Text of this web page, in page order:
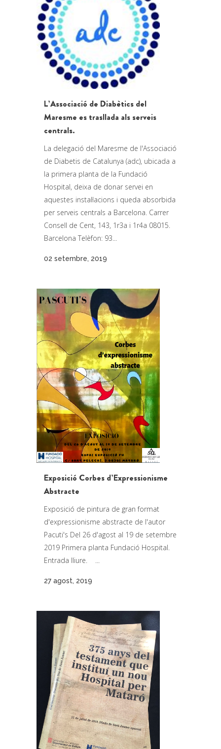
L’Associació de Diabètics del
Maresme es trasllada als serveis
centrals.
La delegació del Maresme de l'Associació
de Diabetis de Catalunya (adc), ubicada a
la primera planta de la Fundació
Hospital, deixa de donar servei en
aquestes instal·lacions i queda absorbida
per serveis centrals a Barcelona. Carrer
Consell de Cent, 143, 1r3a i 1r4a 08015.
Barcelona Telèfon: 93...
02 setembre, 2019
Exposició Corbes d’Expressionisme
Abstracte
Exposició de pintura de gran format
d'expressionisme abstracte de l'autor
Pacuti's Del 26 d'agost al 19 de setembre
2019 Primera planta Fundació Hospital.
Entrada lliure. ...
27 agost, 2019